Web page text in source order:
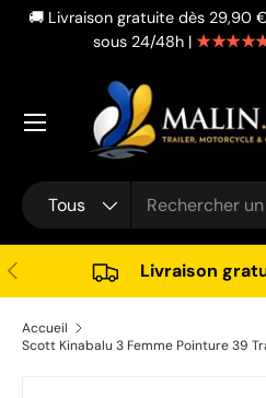
Aller au contenu
🚚 Livraison gratuite dès 29,90
sous 24/48h |
Recherche
Type de produit
Tous
Précédent Livraison
Accueil
Scott Kinabalu 3 Femme Pointure 39